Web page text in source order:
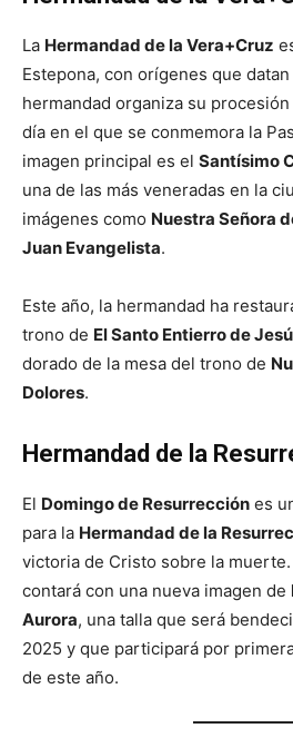
La Hermandad de la Vera+Cruz
Estepona, con orígenes que
hermandad organiza su procesión
día en el que se conmemora la
imagen principal es el Santísimo
una de las más veneradas en la
imágenes como Nuestra Señora
Juan Evangelista.
Este año, la hermandad ha
trono de El Santo Entierro de
dorado de la mesa del trono de
Dolores.
Hermandad de la
El Domingo de Resurrección es
para la Hermandad de la
victoria de Cristo sobre la
contará con una nueva imagen de
Aurora, una talla que será
2025 y que participará por
de este año.